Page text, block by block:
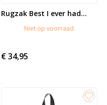
Rugzak Best I ever had...
Niet op voorraad
€ 34,95